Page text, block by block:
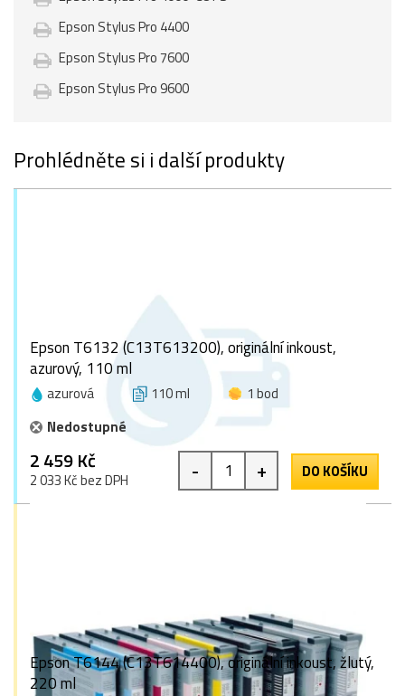
Epson Stylus Pro 4400
Epson Stylus Pro 7600
Epson Stylus Pro 9600
Prohlédněte si i další produkty
Epson T6132 (C13T613200), originální inkoust,
azurový, 110 ml
azurová 110 ml
1 bod
Nedostupné
2 459 Kč
2 033 Kč bez DPH - + DO KOŠÍKU
Epson T6144 (C13T614400), originální inkoust, žlutý,
220 ml